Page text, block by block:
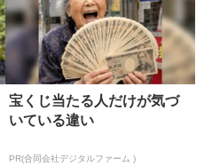
宝くじ当たる人だけが気づ
いている違い
PR(合同会社デジタルファーム )